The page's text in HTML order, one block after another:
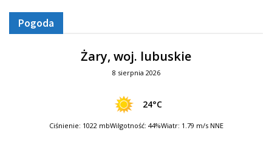
Pogoda
Żary, woj. lubuskie
8 sierpnia 2026
24°C
Ciśnienie: 1022 mbWilgotność: 44%Wiatr: 1.79 m/s NNE